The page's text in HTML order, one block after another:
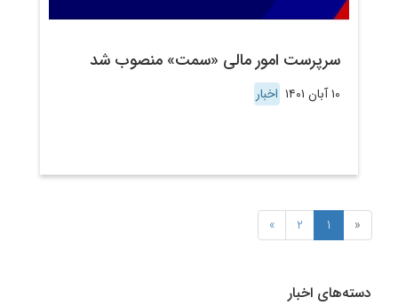
سرپرست امور مالی «سمت» منصوب شد
۱۰ آبان ۱۴۰۱ اخبار
«
1
2
»
دسته‌های اخبار